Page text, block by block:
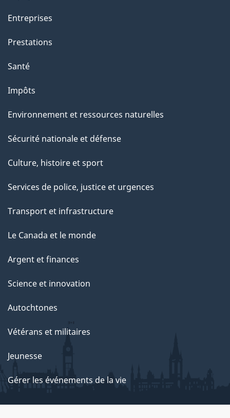
Entreprises
Prestations
Santé
Impôts
Environnement et ressources naturelles
Sécurité nationale et défense
Culture, histoire et sport
Services de police, justice et urgences
Transport et infrastructure
Le Canada et le monde
Argent et finances
Science et innovation
Autochtones
Vétérans et militaires
Jeunesse
Gérer les événements de la vie